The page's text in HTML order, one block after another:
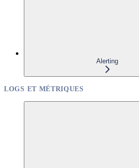
Alerting
LOGS ET MÉTRIQUES